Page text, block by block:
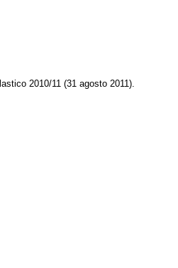
2010/11 (31 agosto 2011).